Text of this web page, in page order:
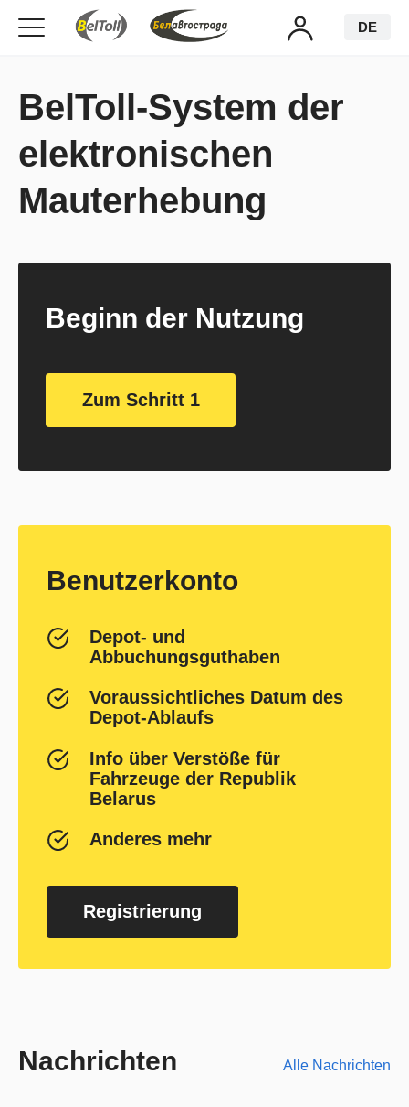
DE
BelToll-System der
elektronischen
Mauterhebung
Beginn der Nutzung
Zum Schritt 1
Benutzerkonto
Depot- und
Abbuchungsguthaben
Voraussichtliches Datum des
Depot-Ablaufs
Info über Verstöße für
Fahrzeuge der Republik
Belarus
Anderes mehr
Registrierung
Nachrichten Alle Nachrichten